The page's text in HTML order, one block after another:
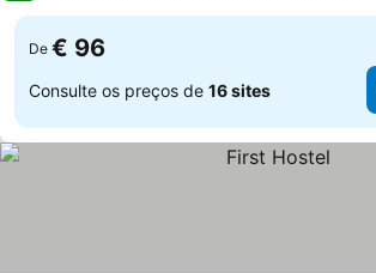
De € 96
Consulte os preços de 16 sites